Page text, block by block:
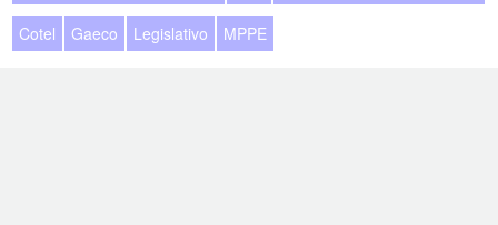
Cotel Gaeco Legislativo MPPE